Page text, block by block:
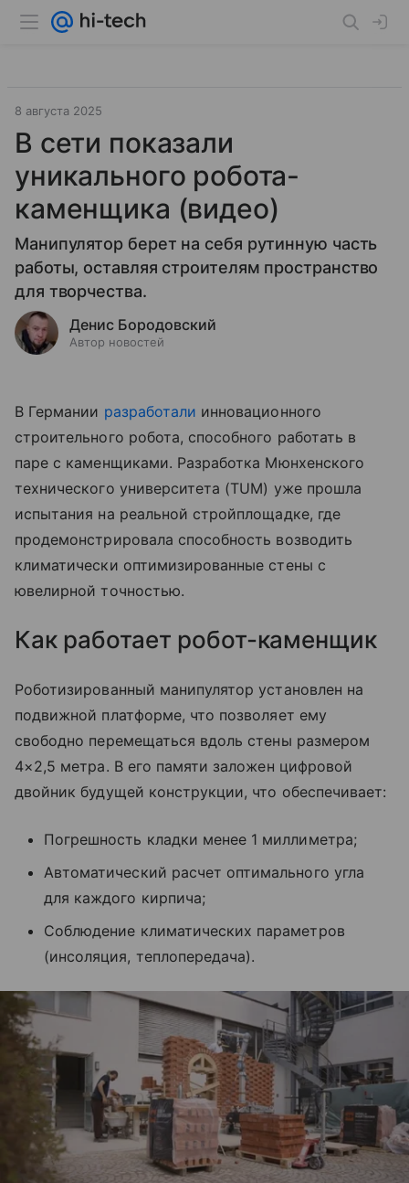
8 августа 2025
В сети показали
уникального робота-
каменщика (видео)
Манипулятор берет на себя рутинную часть
работы, оставляя строителям пространство
для творчества.
Денис Бородовский
Автор новостей
В Германии разработали инновационного
строительного робота, способного работать в
паре с каменщиками. Разработка Мюнхенского
технического университета (TUM) уже прошла
испытания на реальной стройплощадке, где
продемонстрировала способность возводить
климатически оптимизированные стены с
ювелирной точностью.
Как работает робот-каменщик
Роботизированный манипулятор установлен на
подвижной платформе, что позволяет ему
свободно перемещаться вдоль стены размером
4×2,5 метра. В его памяти заложен цифровой
двойник будущей конструкции, что обеспечивает:
Погрешность кладки менее 1 миллиметра;
Автоматический расчет оптимального угла
для каждого кирпича;
Соблюдение климатических параметров
(инсоляция, теплопередача).